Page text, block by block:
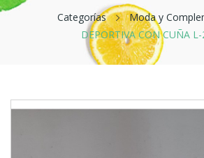
Categorías
Moda y
DEPORTIVA CON CUÑA